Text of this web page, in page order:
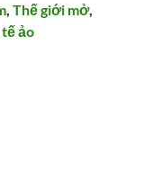
,Thế giới mở,
ảo